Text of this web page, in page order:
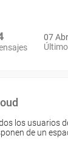
07
los usuarios
de un